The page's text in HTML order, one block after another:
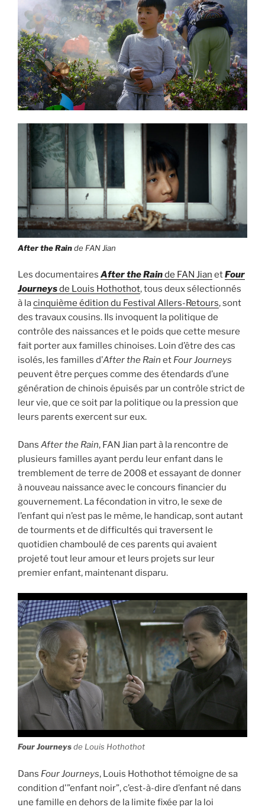
After the Rainde FAN Jian
Les documentaires After the Rainde FAN Jian etFour
Journeysde Louis Hothothot, tous deux sélectionnés
à lacinquième édition du Festival Allers-Retours, sont
des travaux cousins. Ils invoquent la politique de
contrôle des naissances et le poids que cette mesure
fait porter aux familles chinoises. Loin d’être des cas
isolés, les familles d’After the Rain et Four Journeys
peuvent être perçues comme des étendards d’une
génération de chinois épuisés par un contrôle strict de
leur vie, que ce soit par la politique ou la pression que
leurs parents exercent sur eux.
Dans After the Rain, FAN Jian part à la rencontre de
plusieurs familles ayant perdu leur enfant dans le
tremblement de terre de 2008 et essayant de donner
à nouveau naissance avec le concours financier du
gouvernement. La fécondation in vitro, le sexe de
l’enfant qui n’est pas le même, le handicap, sont autant
de tourments et de difficultés qui traversent le
quotidien chamboulé de ces parents qui avaient
projeté tout leur amour et leurs projets sur leur
premier enfant, maintenant disparu.
Four Journeysde Louis Hothothot
Dans Four Journeys, Louis Hothothot témoigne de sa
condition d'”enfant noir”, c’est-à-dire d’enfant né dans
une famille en dehors de la limite fixée par la loi